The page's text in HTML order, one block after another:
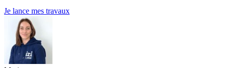
Je lance mes travaux